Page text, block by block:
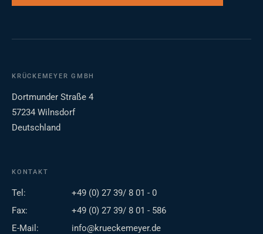
KRÜCKEMEYER GMBH
Dortmunder Straße 4
57234 Wilnsdorf
Deutschland
KONTAKT
Tel:
+49 (0) 27 39/ 8 01 - 0
Fax:
+49 (0) 27 39/ 8 01 - 586
E-Mail:
info@krueckemeyer.de